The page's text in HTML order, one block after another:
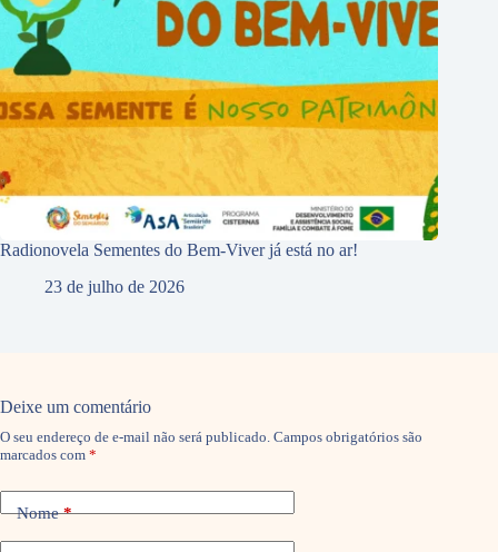
Radionovela Sementes do Bem-Viver já está no ar!
23 de julho de 2026
Deixe um comentário
O seu endereço de e-mail não será publicado. Campos obrigatórios são
marcados com *
Nome*